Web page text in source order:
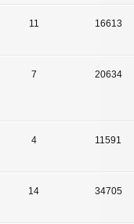
11 16613
7 20634
4 11591
14 34705